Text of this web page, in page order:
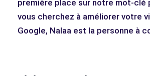
première place sur notre mot-clé
vous cherchez à améliorer votre
Google, Nalaa est la personne à